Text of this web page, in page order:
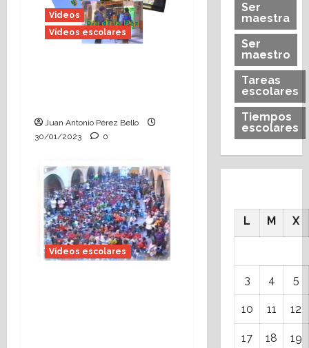
Videos
Vídeos escolares
Juan Antonio Pérez Bello
30/01/2023
0
Vídeos escolares
Ser
maestra
Ser
maestro
Tareas
escolares
Tiempos
escolares
L M X
3 4 5
10 11 12
17 18 19